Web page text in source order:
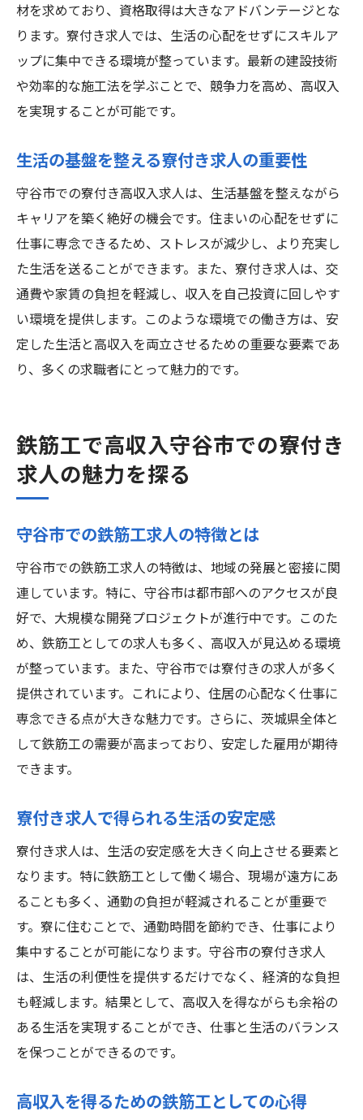
材を求めており、資格取得は大きなアドバンテージとな
ります。寮付き求人では、生活の心配をせずにスキルア
ップに集中できる環境が整っています。最新の建設技術
や効率的な施工法を学ぶことで、競争力を高め、高収入
を実現することが可能です。
生活の基盤を整える寮付き求人の重要性
守谷市での寮付き高収入求人は、生活基盤を整えながら
キャリアを築く絶好の機会です。住まいの心配をせずに
仕事に専念できるため、ストレスが減少し、より充実し
た生活を送ることができます。また、寮付き求人は、交
通費や家賃の負担を軽減し、収入を自己投資に回しやす
い環境を提供します。このような環境での働き方は、安
定した生活と高収入を両立させるための重要な要素であ
り、多くの求職者にとって魅力的です。
鉄筋工で高収入守谷市での寮付き
求人の魅力を探る
守谷市での鉄筋工求人の特徴とは
守谷市での鉄筋工求人の特徴は、地域の発展と密接に関
連しています。特に、守谷市は都市部へのアクセスが良
好で、大規模な開発プロジェクトが進行中です。このた
め、鉄筋工としての求人も多く、高収入が見込める環境
が整っています。また、守谷市では寮付きの求人が多く
提供されています。これにより、住居の心配なく仕事に
専念できる点が大きな魅力です。さらに、茨城県全体と
して鉄筋工の需要が高まっており、安定した雇用が期待
できます。
寮付き求人で得られる生活の安定感
寮付き求人は、生活の安定感を大きく向上させる要素と
なります。特に鉄筋工として働く場合、現場が遠方にあ
ることも多く、通勤の負担が軽減されることが重要で
す。寮に住むことで、通勤時間を節約でき、仕事により
集中することが可能になります。守谷市の寮付き求人
は、生活の利便性を提供するだけでなく、経済的な負担
も軽減します。結果として、高収入を得ながらも余裕の
ある生活を実現することができ、仕事と生活のバランス
を保つことができるのです。
高収入を得るための鉄筋工としての心得